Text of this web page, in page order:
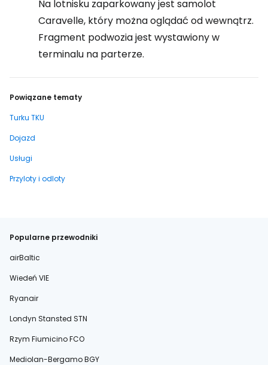
Na lotnisku zaparkowany jest samolot
Caravelle, który można oglądać od wewnątrz.
Fragment podwozia jest wystawiony w
terminalu na parterze.
Powiązane tematy
Turku TKU
Dojazd
Usługi
Przyloty i odloty
Popularne przewodniki
airBaltic
Wiedeń VIE
Ryanair
Londyn Stansted STN
Rzym Fiumicino FCO
Mediolan-Bergamo BGY